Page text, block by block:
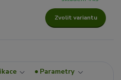
Zvolit variantu
Parametry